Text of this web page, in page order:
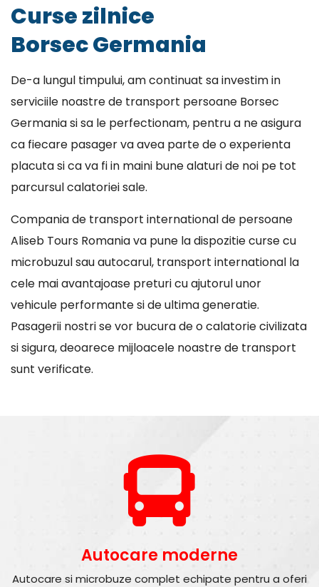
Curse zilnice
Borsec Germania
De-a lungul timpului, am continuat sa investim in
serviciile noastre de transport persoane Borsec
Germania si sa le perfectionam, pentru a ne asigura
ca fiecare pasager va avea parte de o experienta
placuta si ca va fi in maini bune alaturi de noi pe tot
parcursul calatoriei sale.
Compania de transport international de persoane
Aliseb Tours Romania va pune la dispozitie curse cu
microbuzul sau autocarul, transport international la
cele mai avantajoase preturi cu ajutorul unor
vehicule performante si de ultima generatie.
Pasagerii nostri se vor bucura de o calatorie civilizata
si sigura, deoarece mijloacele noastre de transport
sunt verificate.
Autocare moderne
Autocare si microbuze complet echipate pentru a oferi